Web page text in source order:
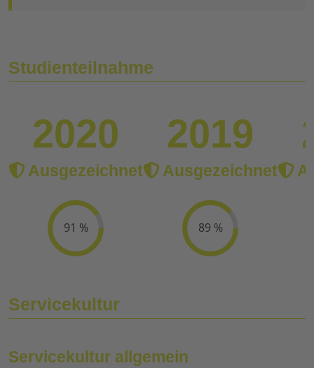
Studienteilnahme
2020
Ausgezeichnet
91 %
2019
Ausgezeichnet
89 %
Servicekultur
Servicekultur allgemein